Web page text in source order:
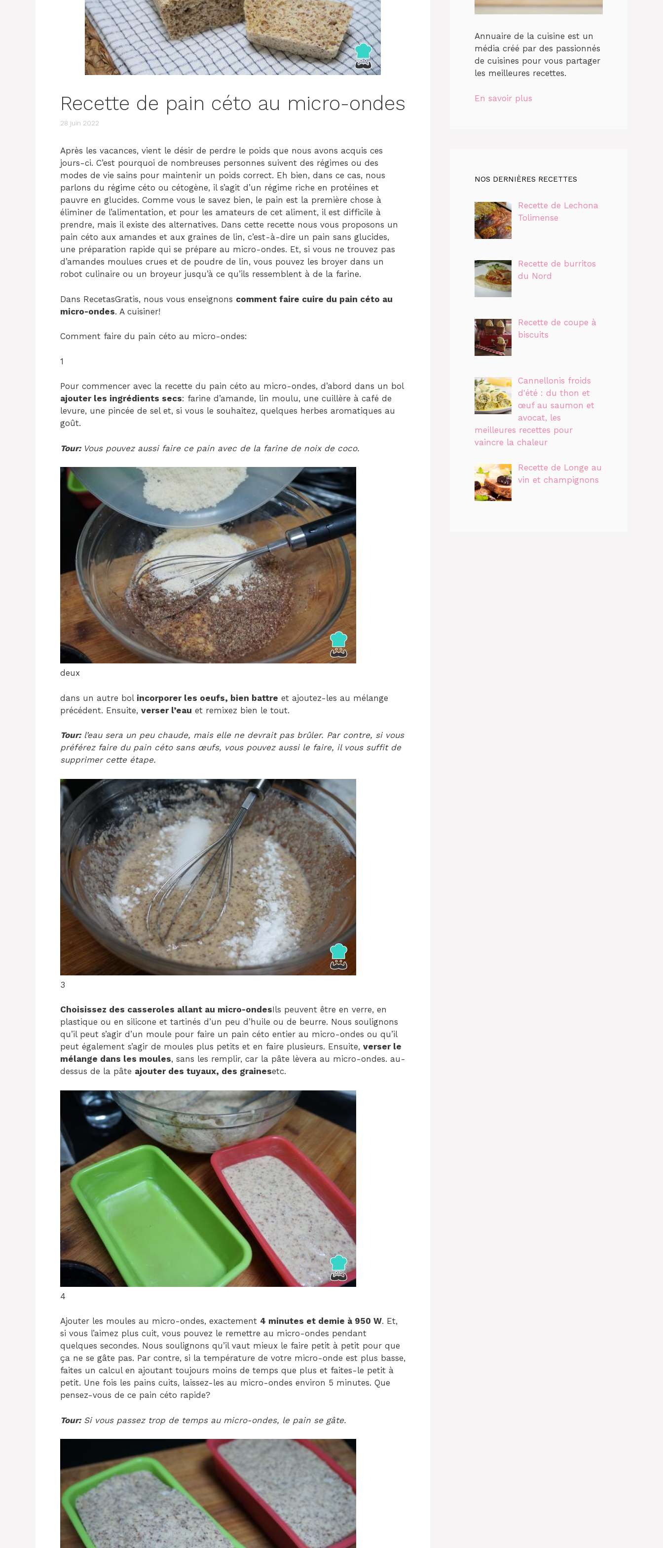
Recette de pain céto au micro-ondes
28 juin 2022
Après les vacances, vient le désir de perdre le poids que nous avons acquis ces
jours-ci. C’est pourquoi de nombreuses personnes suivent des régimes ou des
modes de vie sains pour maintenir un poids correct. Eh bien, dans ce cas, nous
parlons du régime céto ou cétogène, il s’agit d’un régime riche en protéines et
pauvre en glucides. Comme vous le savez bien, le pain est la première chose à
éliminer de l’alimentation, et pour les amateurs de cet aliment, il est difficile à
prendre, mais il existe des alternatives. Dans cette recette nous vous proposons un
pain céto aux amandes et aux graines de lin, c’est-à-dire un pain sans glucides,
une préparation rapide qui se prépare au micro-ondes. Et, si vous ne trouvez pas
d’amandes moulues crues et de poudre de lin, vous pouvez les broyer dans un
robot culinaire ou un broyeur jusqu’à ce qu’ils ressemblent à de la farine.
Dans RecetasGratis, nous vous enseignons comment faire cuire du pain céto au
micro-ondes. A cuisiner!
Comment faire du pain céto au micro-ondes:
1
Pour commencer avec la recette du pain céto au micro-ondes, d’abord dans un bol
ajouter les ingrédients secs: farine d’amande, lin moulu, une cuillère à café de
levure, une pincée de sel et, si vous le souhaitez, quelques herbes aromatiques au
goût.
Tour:Vous pouvez aussi faire ce pain avec de la farine de noix de coco.
deux
dans un autre bol incorporer les oeufs, bien battre et ajoutez-les au mélange
précédent. Ensuite, verser l’eau et remixez bien le tout.
Tour:l’eau sera un peu chaude, mais elle ne devrait pas brûler. Par contre, si vous
préférez faire du pain céto sans œufs, vous pouvez aussi le faire, il vous suffit de
supprimer cette étape.
3
Choisissez des casseroles allant au micro-ondesIls peuvent être en verre, en
plastique ou en silicone et tartinés d’un peu d’huile ou de beurre. Nous soulignons
qu’il peut s’agir d’un moule pour faire un pain céto entier au micro-ondes ou qu’il
peut également s’agir de moules plus petits et en faire plusieurs. Ensuite, verser le
mélange dans les moules, sans les remplir, car la pâte lèvera au micro-ondes. au-
dessus de la pâte ajouter des tuyaux, des grainesetc.
4
Ajouter les moules au micro-ondes, exactement 4 minutes et demie à 950 W. Et,
si vous l’aimez plus cuit, vous pouvez le remettre au micro-ondes pendant
quelques secondes. Nous soulignons qu’il vaut mieux le faire petit à petit pour que
ça ne se gâte pas. Par contre, si la température de votre micro-onde est plus basse,
faites un calcul en ajoutant toujours moins de temps que plus et faites-le petit à
petit. Une fois les pains cuits, laissez-les au micro-ondes environ 5 minutes. Que
pensez-vous de ce pain céto rapide?
Tour:Si vous passez trop de temps au micro-ondes, le pain se gâte.
Annuaire de la cuisine est un
média créé par des passionnés
de cuisines pour vous partager
les meilleures recettes.
En savoir plus
NOS DERNIÈRES RECETTES
Recette de Lechona
Tolimense
Recette de burritos
du Nord
Recette de coupe à
biscuits
Cannellonis froids
d'été : du thon et
œuf au saumon et
avocat, les
meilleures recettes pour
vaincre la chaleur
Recette de Longe au
vin et champignons